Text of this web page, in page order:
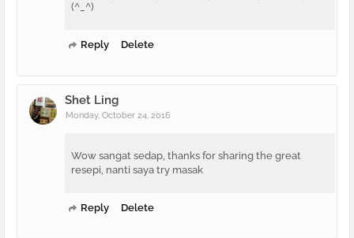
(^_^)
Reply Delete
Shet Ling
Monday, October 24, 2016
Wow sangat sedap, thanks for sharing the great
resepi, nanti saya try masak
Reply Delete